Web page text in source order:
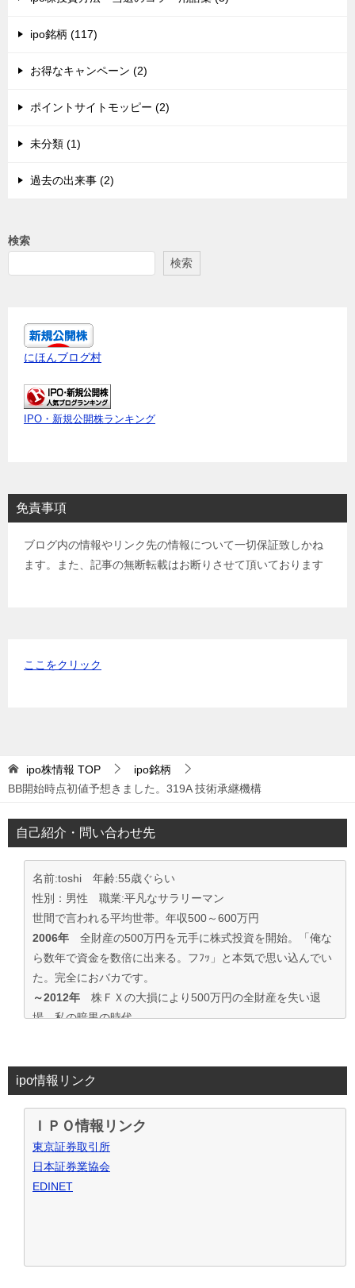
ipo銘柄 (117)
お得なキャンペーン (2)
ポイントサイトモッピー (2)
未分類 (1)
過去の出来事 (2)
検索
検索
にほんブログ村
IPO・新規公開株ランキング
免責事項
ブログ内の情報やリンク先の情報について一切保証致しかね
ます。また、記事の無断転載はお断りさせて頂いております
ここをクリック
ipo株情報 TOP
ipo銘柄
BB開始時点初値予想きました。319A 技術承継機構
自己紹介・問い合わせ先
名前:toshi 年齢:55歳ぐらい
性別：男性 職業:平凡なサラリーマン
世間で言われる平均世帯。年収500～600万円
2006年 全財産の500万円を元手に株式投資を開始。「俺な
ら数年で資金を数倍に出来る。フﾌｯ」と本気で思い込んでい
た。完全におバカです。
～2012年 株ＦＸの大損により500万円の全財産を失い退
場。私の暗黒の時代。
投資の王道は手堅くｺﾂｺﾂ長期間、実践して利益を積上げて行
く事と気付く。
IPO投資で毎年50万円ずつ増やす目標。
～2016年目標を大きく上回り500万円の大損分を取り戻す
事が出来た。
2017年～資金も順調に増えたのでIPO投資資金を500万円
で残りの資金でIPOｾｶﾝﾀﾞﾘｰ･ﾛﾎﾞｱﾄﾞﾊﾞｲｻﾞｰ･ｿｰｼｬﾙﾚﾝﾃﾞｨﾝｸﾞ･暴
ipo情報リンク
ＩＰＯ情報リンク
東京証券取引所
日本証券業協会
EDINET